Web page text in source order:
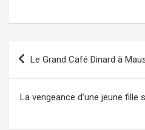
Navigation
de
l’article
Le Grand Café Dinard à
La vengeance d’une jeune fille